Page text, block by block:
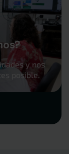
y nos
posible.